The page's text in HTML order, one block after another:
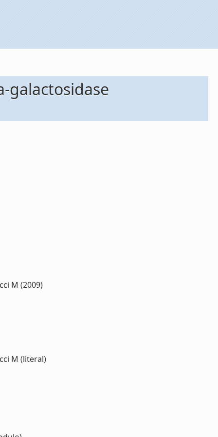
galactosidase
M (2009)
M (literal)